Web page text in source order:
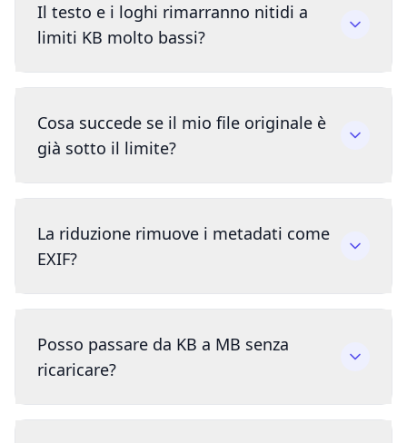
Il testo e i loghi rimarranno nitidi a
limiti KB molto bassi?
Cosa succede se il mio file originale è
già sotto il limite?
La riduzione rimuove i metadati come
EXIF?
Posso passare da KB a MB senza
ricaricare?